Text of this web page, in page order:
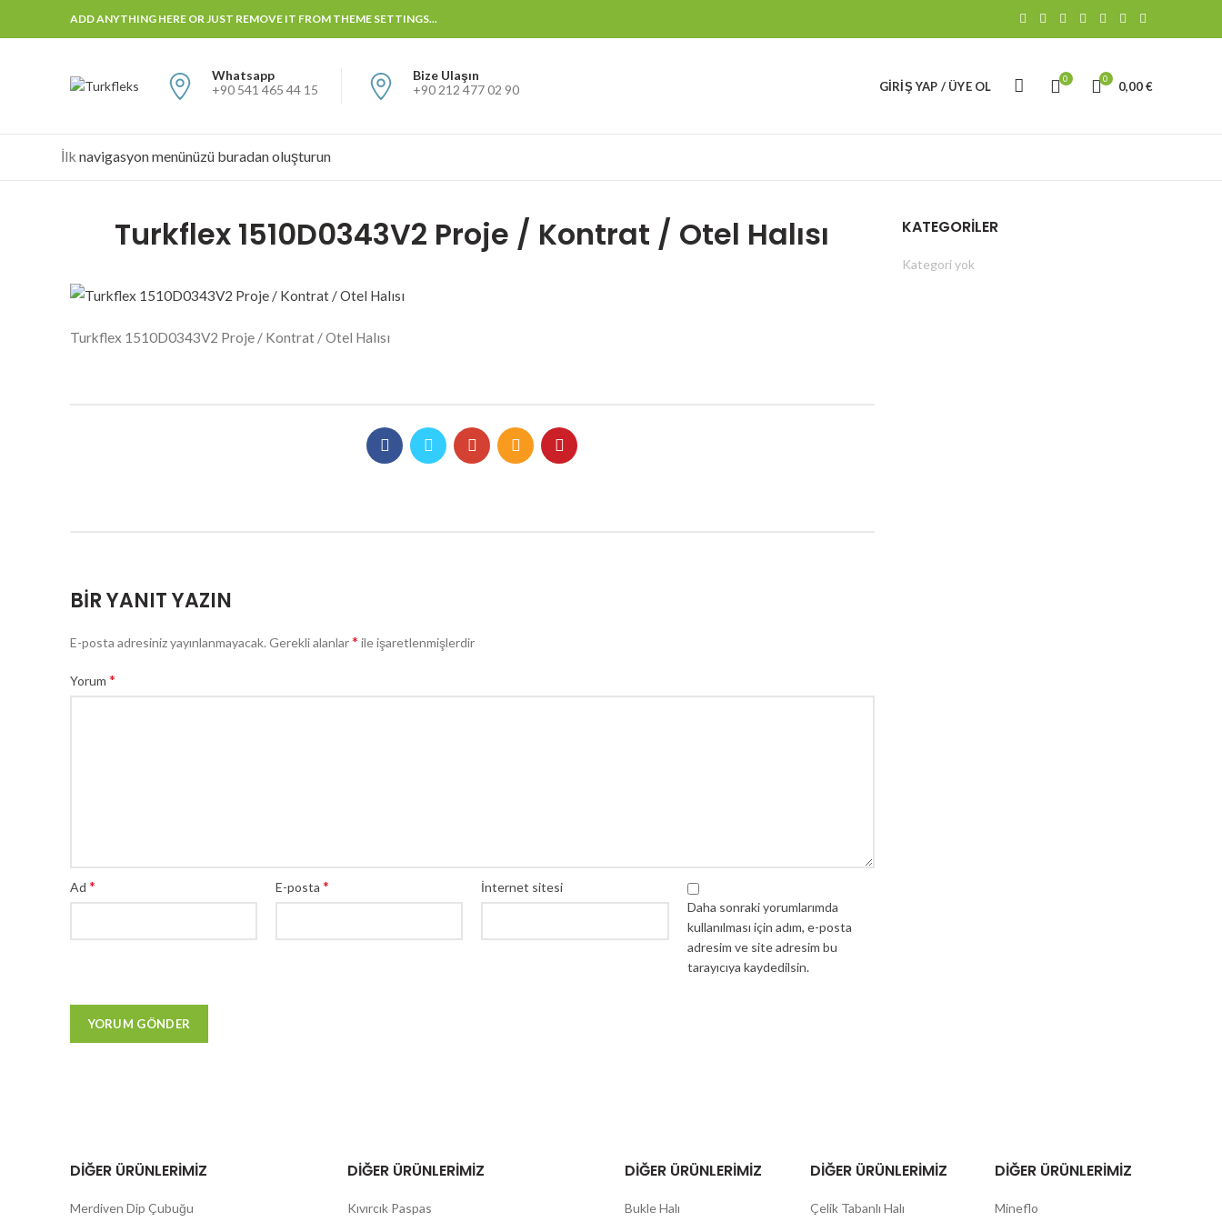
ADD ANYTHING HERE OR JUST REMOVE IT FROM THEME SETTINGS...
Whatsapp
+90 541 465 44 15
Bize Ulaşın
+90 212 477 02 90
GIRIŞ YAP / ÜYE OL
0 0
0,00€
İlk navigasyon menünüzü buradan oluşturun
Turkflex 1510D0343V2 Proje / Kontrat / Otel Halısı
Turkflex 1510D0343V2 Proje / Kontrat / Otel Halısı
BIR YANIT YAZIN
E-posta adresiniz yayınlanmayacak. Gerekli alanlar* ile işaretlenmişlerdir
Yorum *
Ad * E-posta *
İnternet sitesi
Daha sonraki yorumlarımda
kullanılması için adım, e-posta
adresim ve site adresim bu
tarayıcıya kaydedilsin.
KATEGORILER
Kategori yok
DIĞER ÜRÜNLERIMIZ
Merdiven Dip Çubuğu
DIĞER ÜRÜNLERIMIZ
Kıvırcık Paspas
DIĞER ÜRÜNLERIMIZ
Bukle Halı
DIĞER ÜRÜNLERIMIZ
Çelik Tabanlı Halı
DIĞER ÜRÜNLERIMIZ
Mineflo